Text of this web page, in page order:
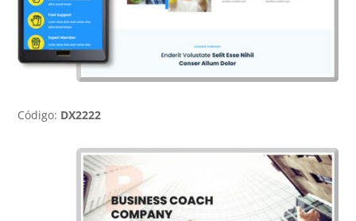
Código: DX2222